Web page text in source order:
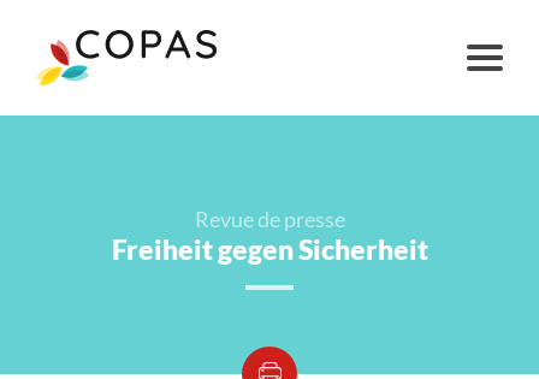
Revue de presse
Freiheit gegen Sicherheit